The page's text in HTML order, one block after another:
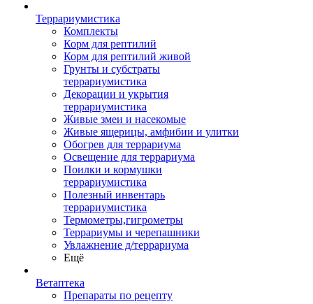
Террариумистика
Комплекты
Корм для рептилий
Корм для рептилий живой
Грунты и субстраты
террариумистика
Декорации и укрытия
террариумистика
Живые змеи и насекомые
Живые ящерицы, амфибии и улитки
Обогрев для террариума
Освещение для террариума
Поилки и кормушки
террариумистика
Полезный инвентарь
террариумистика
Термометры,гигрометры
Террариумы и черепашники
Увлажнение д/террариума
Ещё
Ветаптека
Препараты по рецепту